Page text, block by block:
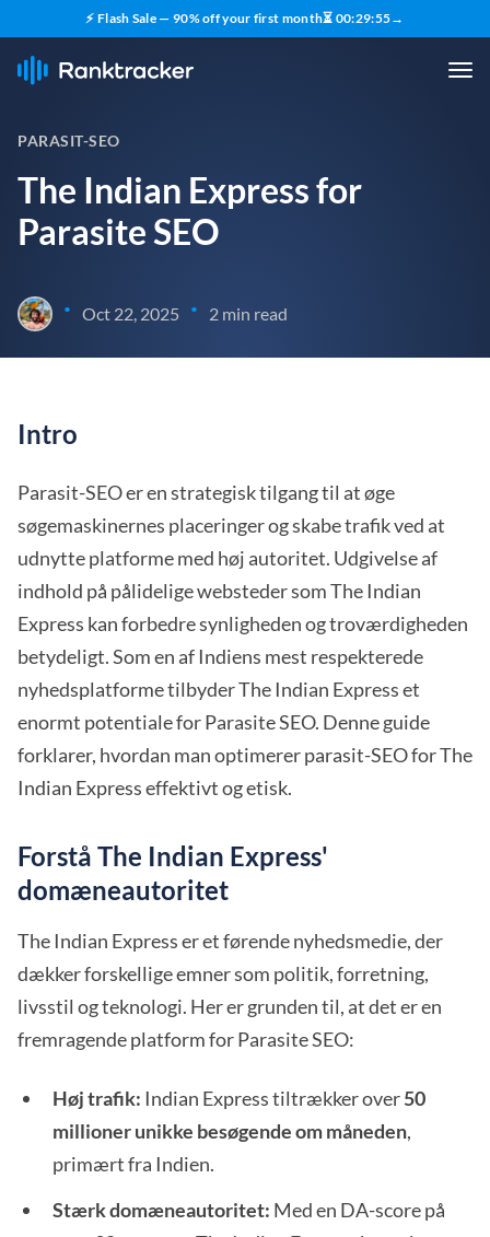
⚡ Flash Sale — 90% off your first month⏳ 00:29:55→
PARASIT-SEO
The Indian Express for
Parasite SEO
• Oct 22, 2025 • 2 min read
Intro
Parasit-SEO er en strategisk tilgang til at øge
søgemaskinernes placeringer og skabe trafik ved at
udnytte platforme med høj autoritet. Udgivelse af
indhold på pålidelige websteder som The Indian
Express kan forbedre synligheden og troværdigheden
betydeligt. Som en af Indiens mest respekterede
nyhedsplatforme tilbyder The Indian Express et
enormt potentiale for Parasite SEO. Denne guide
forklarer, hvordan man optimerer parasit-SEO for The
Indian Express effektivt og etisk.
Forstå The Indian Express'
domæneautoritet
The Indian Express er et førende nyhedsmedie, der
dækker forskellige emner som politik, forretning,
livsstil og teknologi. Her er grunden til, at det er en
fremragende platform for Parasite SEO:
Høj trafik: Indian Express tiltrækker over50
millioner unikke besøgende om måneden,
primært fra Indien.
Stærk domæneautoritet: Med en DA-score på